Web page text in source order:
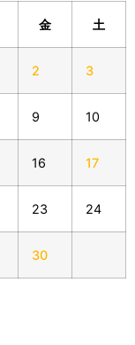
金 土
2 3
9 10
16 17
23 24
30